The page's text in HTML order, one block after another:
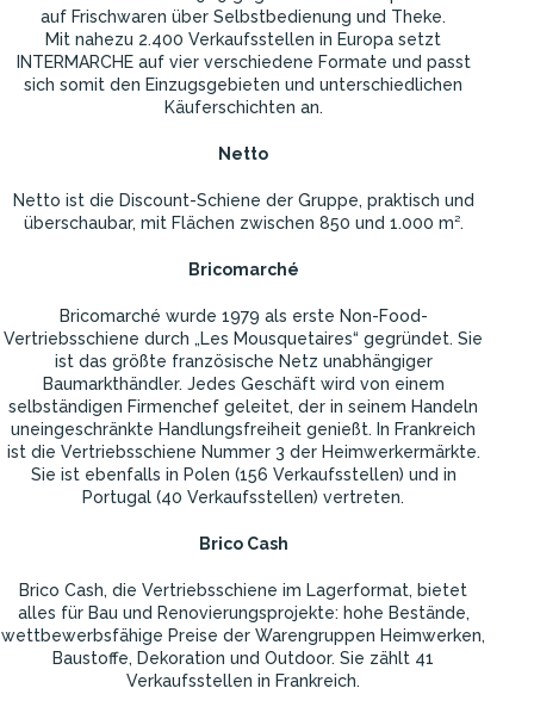
auf Frischwaren über Selbstbedienung und Theke.
Mit nahezu 2.400 Verkaufsstellen in Europa setzt
INTERMARCHE auf vier verschiedene Formate und passt
sich somit den Einzugsgebieten und unterschiedlichen
Käuferschichten an.
Netto
Netto ist die Discount-Schiene der Gruppe, praktisch und
überschaubar, mit Flächen zwischen 850 und 1.000 m².
Bricomarché
Bricomarché wurde 1979 als erste Non-Food-
Vertriebsschiene durch „Les Mousquetaires“ gegründet. Sie
ist das größte französische Netz unabhängiger
Baumarkthändler. Jedes Geschäft wird von einem
selbständigen Firmenchef geleitet, der in seinem Handeln
uneingeschränkte Handlungsfreiheit genießt. In Frankreich
ist die Vertriebsschiene Nummer 3 der Heimwerkermärkte.
Sie ist ebenfalls in Polen (156 Verkaufsstellen) und in
Portugal (40 Verkaufsstellen) vertreten.
Brico Cash
Brico Cash, die Vertriebsschiene im Lagerformat, bietet
alles für Bau und Renovierungsprojekte: hohe Bestände,
wettbewerbsfähige Preise der Warengruppen Heimwerken,
Baustoffe, Dekoration und Outdoor. Sie zählt 41
Verkaufsstellen in Frankreich.